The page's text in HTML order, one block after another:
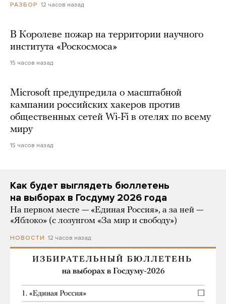
РАЗБОР 12 часов назад
В Королеве пожар на территории научного
института «Роскосмоса»
15 часов назад
Microsoft предупредила о масштабной
кампании российских хакеров против
общественных сетей Wi-Fi в отелях по всему
миру
15 часов назад
Как будет выглядеть бюллетень
на выборах в Госдуму 2026 года
На первом месте — «Единая Россия», а за ней —
«Яблоко» (с лозунгом «За мир и свободу»)
НОВОСТИ 12 часов назад